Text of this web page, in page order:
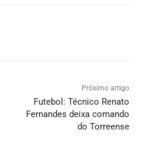
Próximo artigo
Futebol: Técnico Renato
Fernandes deixa comando
do Torreense